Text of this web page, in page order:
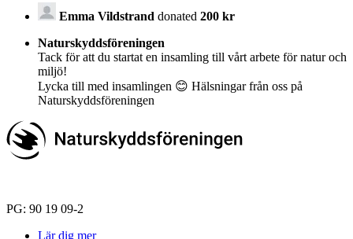
Emma Vildstrand donated 200 kr
Naturskyddsföreningen
Tack för att du startat en insamling till vårt arbete för natur och
miljö!
Lycka till med insamlingen 😊 Hälsningar från oss på
Naturskyddsföreningen
PG: 90 19 09-2
Lär dig mer